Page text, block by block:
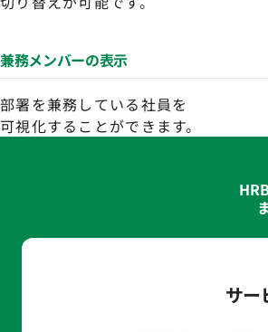
兼務メンバーの表示
部署を兼務している社員を
可視化することができます。
サー